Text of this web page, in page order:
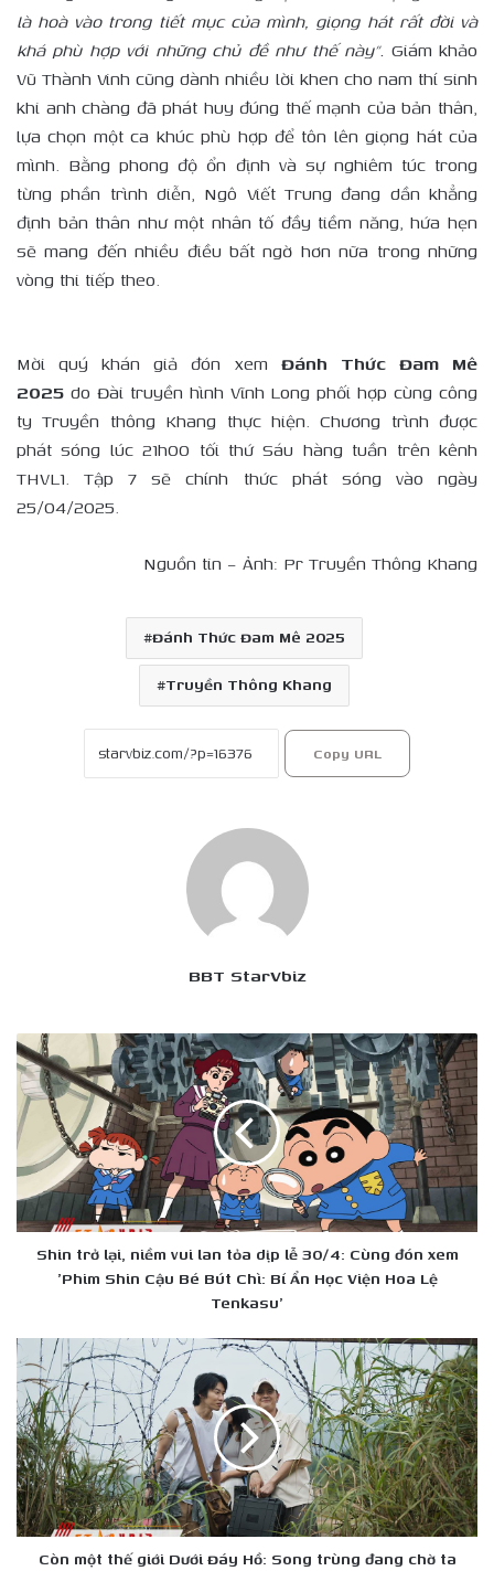
là hoà vào trong tiết mục của mình, giọng hát rất đời và
khá phù hợp với những chủ đề như thế này”. Giám khảo
Vũ Thành Vinh cũng dành nhiều lời khen cho nam thí sinh
khi anh chàng đã phát huy đúng thế mạnh của bản thân,
lựa chọn một ca khúc phù hợp để tôn lên giọng hát của
mình. Bằng phong độ ổn định và sự nghiêm túc trong
từng phần trình diễn, Ngô Viết Trung đang dần khẳng
định bản thân như một nhân tố đầy tiềm năng, hứa hẹn
sẽ mang đến nhiều điều bất ngờ hơn nữa trong những
vòng thi tiếp theo.
Mời quý khán giả đón xem Đánh Thức Đam Mê
2025 do Đài truyền hình Vĩnh Long phối hợp cùng công
ty Truyền thông Khang thực hiện. Chương trình được
phát sóng lúc 21h00 tối thứ Sáu hàng tuần trên kênh
THVL1. Tập 7 sẽ chính thức phát sóng vào ngày
25/04/2025.
Nguồn tin – Ảnh: Pr Truyền Thông Khang
Đánh Thức Đam Mê 2025
Truyền Thông Khang
Copy URL
BBT StarVbiz
Shin
trở
lại,
niềm
vui
tỏa
dịp
lễ
30/4:
'Phim
Shin
Cậu
Bé
Bút
Chì:
Bí
Ẩn
Học
Shin trở lại, niềm vui lan tỏa dịp lễ 30/4: Cùng đón xem
'Phim Shin Cậu Bé Bút Chì: Bí Ẩn Học Viện Hoa Lệ
Tenkasu'
Còn
một
thế
giới
Dưới
Đáy
Hồ:
Song
trùng
đangCòn một thế giới Dưới Đáy Hồ: Song trùng đang chờ ta